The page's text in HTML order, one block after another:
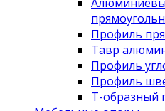
Профиль
Тавр
Профиль
Профиль
Т-образный